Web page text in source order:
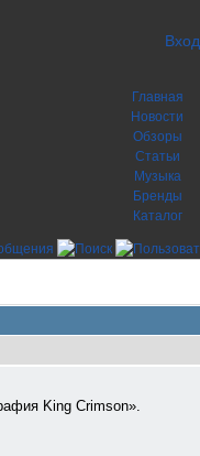
Вход
Главная
Новости
Обзоры
Статьи
Музыка
Бренды
Каталог
King Crimson».